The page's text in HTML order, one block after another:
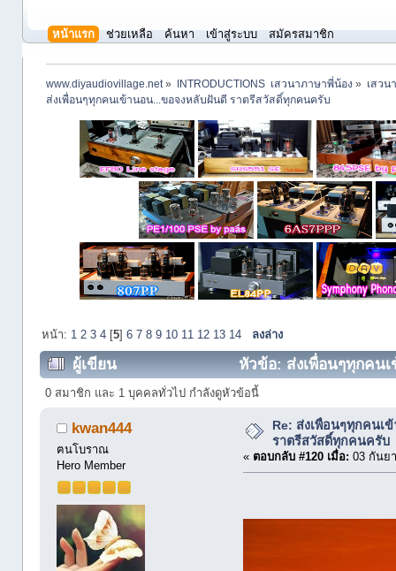
หน้าแรก ช่วยเหลือ ค้นหา เข้าสู่ระบบ สมัครสมาชิก
www.diyaudiovillage.net» INTRODUCTIONS  เสวนาภาษาพี่น้อง» เสวน
ส่งเพื่อนๆทุกคนเข้านอน...ขอจงหลับฝันดี ราตรีสวัสดิ์ทุกคนครับ
หน้า: 1 2 3 4 [5]6 7 8 9 10 11 12 13 14 ลงล่าง
ผู้เขียน
หัวข้อ: ส่งเพื่อนๆทุกคน
ครั้ง)
0 สมาชิก และ 1 บุคคลทั่วไป กำลังดูหัวข้อนี้
kwan444
ฅนโบราณ
Hero Member
Re: ส่งเพื่อนๆทุกคนเ
ราตรีสวัสดิ์ทุกคนครับ
« ตอบกลับ #120 เมื่อ: 03 กันย